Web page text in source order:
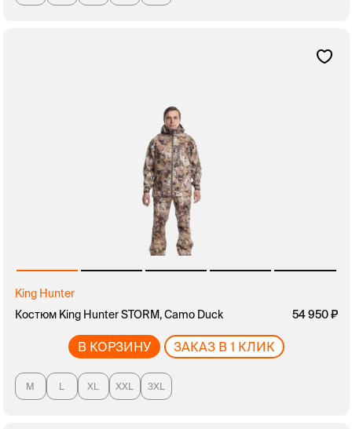
King Hunter
Костюм King Hunter STORM, Camo Duck
54 950
В КОРЗИНУ ЗАКАЗ В 1 КЛИК
M L XL XXL 3XL